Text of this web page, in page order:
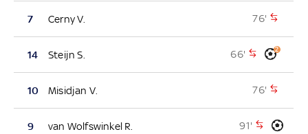
7 Cerny V. 76'
14 Steijn S. 66' 2
10 Misidjan V. 76'
9 van Wolfswinkel R. 91'